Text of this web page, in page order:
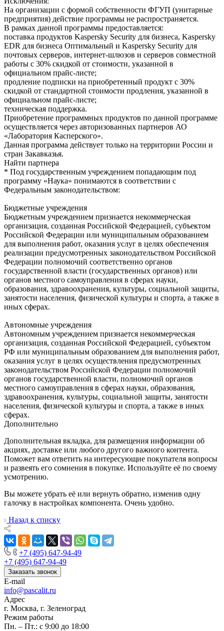
На организации с формой собственности ФГУП (унитарные
предприятия) действие программы не распространяется.
В рамках данной программы предоставляется:
поставка продуктов Kaspersky Security для бизнеса, Kaspersky
EDR для бизнеса Оптимальный и Kaspersky Security для
почтовых серверов, интернет-шлюзов и серверов совместной
работы с 30% скидкой от стоимости, указанной в
официальном прайс-листе;
продление подписки на приобретенный продукт с 30%
скидкой от стандартной стоимости продления, указанной в
официальном прайс-листе;
техническая поддержка.
Приобретение программных продуктов по данной программе
осуществляется через авторизованных партнеров АО
«Лаборатория Касперского».
Данная программа действует только на территории России и
стран Закавказья.
Найти партнера
* Под государственным учреждением попадающим под
программу «Наука» понимаются в соответствии с
Федеральным законодательством:
Бюджетные учреждения
Бюджетным учреждением признается некоммерческая
организация, созданная Российской Федерацией, субъектом
Российской Федерации или муниципальным образованием
для выполнения работ, оказания услуг в целях обеспечения
реализации предусмотренных законодательством Российской
Федерации полномочий соответственно органов
государственной власти (государственных органов) или
органов местного самоуправления в сферах науки,
образования, здравоохранения, культуры, социальной защиты,
занятости населения, физической культуры и спорта, а также в
иных сферах.
Автономные учреждения
Автономным учреждением признается некоммерческая
организация, созданная Российской Федерацией, субъектом
РФ или муниципальным образованием для выполнения работ,
оказания услуг в целях осуществления предусмотренных
законодательством Российской Федерации полномочий
органов государственной власти, полномочий органов
местного самоуправления в сферах науки, образования,
здравоохранения, культуры, социальной защиты, занятости
населения, физической культуры и спорта, а также в иных
сферах.
Дополнительно
Дополнительная вкладка, для размещения информации об
акциях, доставке или любого другого важного контента.
Поможет вам ответить на интересующие покупателя вопросы
и развеять его сомнения в покупке. Используйте её по своему
усмотрению.
Вы можете убрать её или вернуть обратно, изменив одну
галочку в настройках компонента. Очень удобно.
Назад к списку
+7 (495) 647-94-49
+7 (495) 647-94-49
Заказать звонок
E-mail
info@pascalit.ru
Адрес
г. Москва, г. Зеленоград
Режим работы
Пн. – Пт.: с 9:00 до 18:00